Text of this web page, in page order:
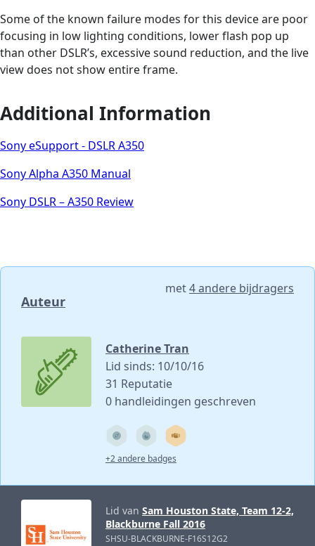
Some of the known failure modes for this device are poor
focusing in low lighting conditions, lower flash pop up
than other DSLR’s, excessive sound reduction, and the live
view does not show entire frame.
Additional Information
Sony eSupport - DSLR A350
Sony Alpha A350 Manual
Sony DSLR – A350 Review
Auteur
met4 andere bijdragers
Catherine Tran
Lid sinds: 10/10/16
31 Reputatie
0 handleidingen geschreven
+2 andere badges
Lid van Sam Houston State, Team 12-2,
Blackburne Fall 2016
SHSU-BLACKBURNE-F16S12G2